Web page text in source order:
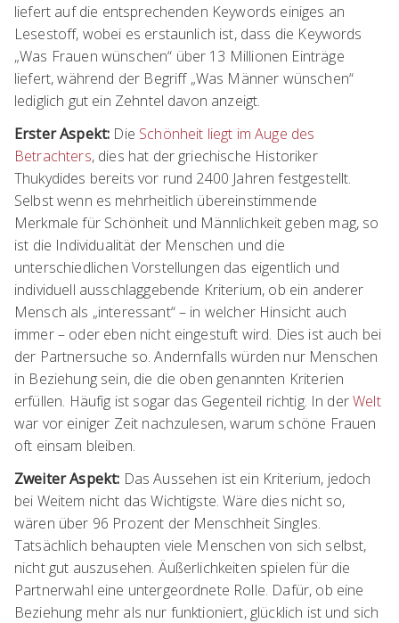
liefert auf die entsprechenden Keywords einiges an
Lesestoff, wobei es erstaunlich ist, dass die Keywords
„Was Frauen wünschen“ über 13 Millionen Einträge
liefert, während der Begriff „Was Männer wünschen“
lediglich gut ein Zehntel davon anzeigt.
Erster Aspekt: Die Schönheit liegt im Auge des
Betrachters, dies hat der griechische Historiker
Thukydides bereits vor rund 2400 Jahren festgestellt.
Selbst wenn es mehrheitlich übereinstimmende
Merkmale für Schönheit und Männlichkeit geben mag, so
ist die Individualität der Menschen und die
unterschiedlichen Vorstellungen das eigentlich und
individuell ausschlaggebende Kriterium, ob ein anderer
Mensch als „interessant“ – in welcher Hinsicht auch
immer – oder eben nicht eingestuft wird. Dies ist auch bei
der Partnersuche so. Andernfalls würden nur Menschen
in Beziehung sein, die die oben genannten Kriterien
erfüllen. Häufig ist sogar das Gegenteil richtig. In derWelt
war vor einiger Zeit nachzulesen, warum schöne Frauen
oft einsam bleiben.
Zweiter Aspekt: Das Aussehen ist ein Kriterium, jedoch
bei Weitem nicht das Wichtigste. Wäre dies nicht so,
wären über 96 Prozent der Menschheit Singles.
Tatsächlich behaupten viele Menschen von sich selbst,
nicht gut auszusehen. Äußerlichkeiten spielen für die
Partnerwahl eine untergeordnete Rolle. Dafür, ob eine
Beziehung mehr als nur funktioniert, glücklich ist und sich